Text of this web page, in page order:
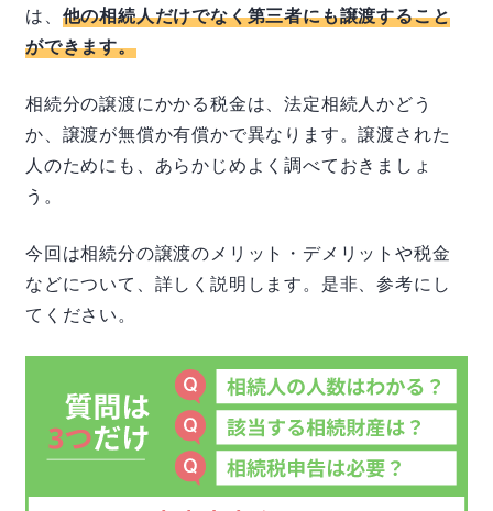
は、 他の相続人だけでなく第三者にも譲渡すること
ができます。
相続分の譲渡にかかる税金は、法定相続人かどう
か、譲渡が無償か有償かで異なります。譲渡された
人のためにも、あらかじめよく調べておきましょ
う。
今回は相続分の譲渡のメリット・デメリットや税金
などについて、詳しく説明します。是非、参考にし
てください。